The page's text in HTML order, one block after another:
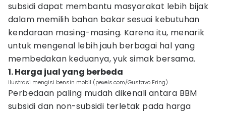
subsidi dapat membantu masyarakat lebih bijak
dalam memilih bahan bakar sesuai kebutuhan
kendaraan masing-masing. Karena itu, menarik
untuk mengenal lebih jauh berbagai hal yang
membedakan keduanya, yuk simak bersama.
1. Harga jual yang berbeda
ilustrasi mengisi bensin mobil (pexels.com/Gustavo Fring)
Perbedaan paling mudah dikenali antara BBM
subsidi dan non-subsidi terletak pada harga